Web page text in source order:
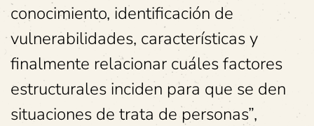
conocimiento, identificación de
vulnerabilidades, características y
finalmente relacionar cuáles factores
estructurales inciden para que se den
situaciones de trata de personas”,